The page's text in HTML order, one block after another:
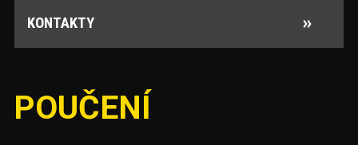
KONTAKTY
POUČENÍ